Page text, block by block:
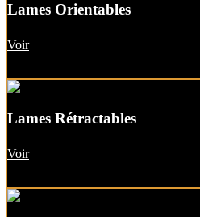
Lames Orientables
Voir
Lames Rétractables
Voir